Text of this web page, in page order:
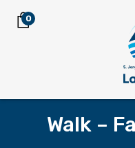
links
to
0
Walk –